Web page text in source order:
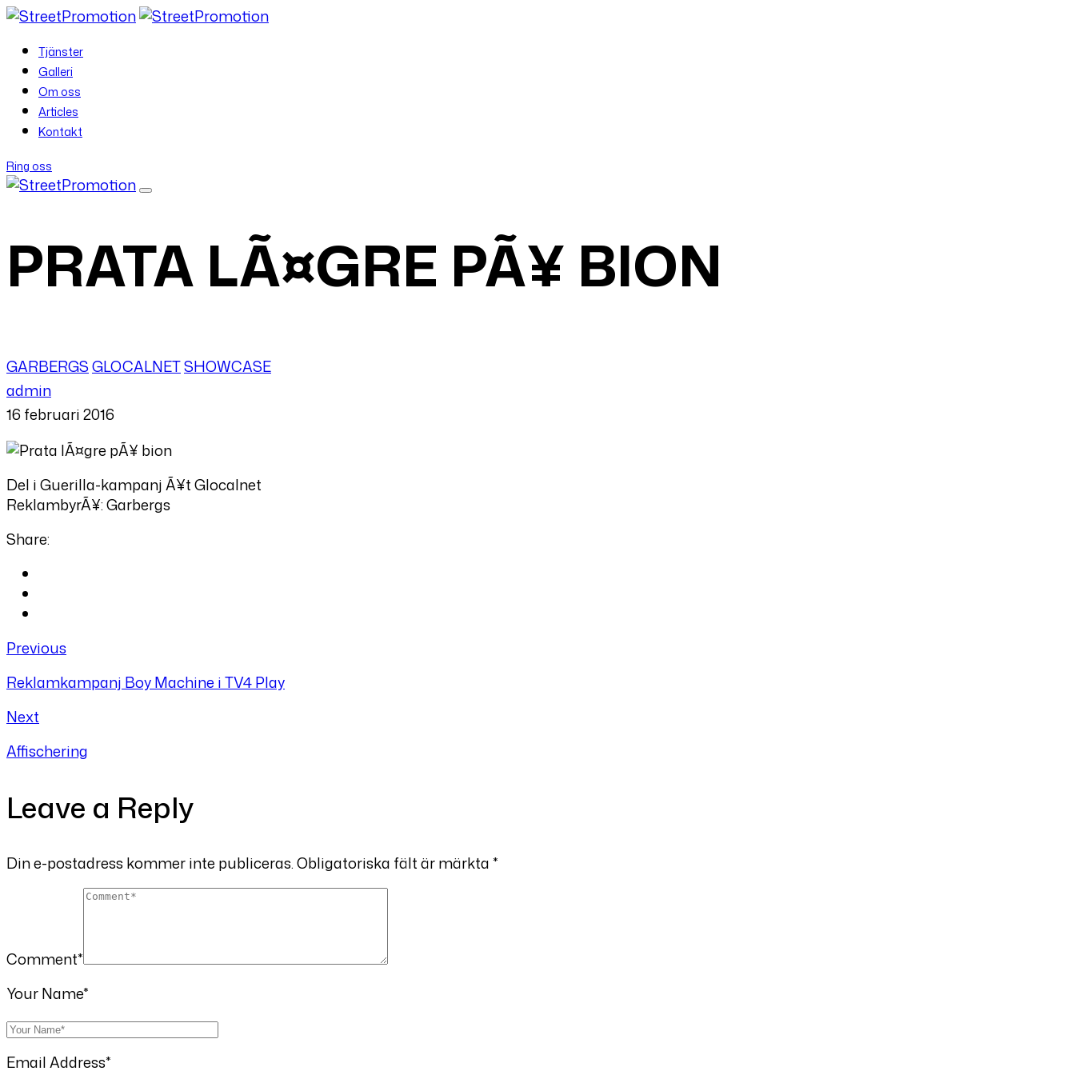
Tjänster
Galleri
Om oss
Articles
Kontakt
Ring oss
PRATA LÃ¤GRE PÃ¥ BION
GARBERGSGLOCALNETSHOWCASE
admin
16 februari 2016
Del i Guerilla-kampanj Ã¥t Glocalnet
ReklambyrÃ¥: Garbergs
Share:
Previous
Reklamkampanj Boy Machine i TV4 Play
Next
Affischering
Leave a Reply
Din e-postadress kommer inte publiceras.Obligatoriska fält är märkta*
Comment*
Your Name*
Email Address*